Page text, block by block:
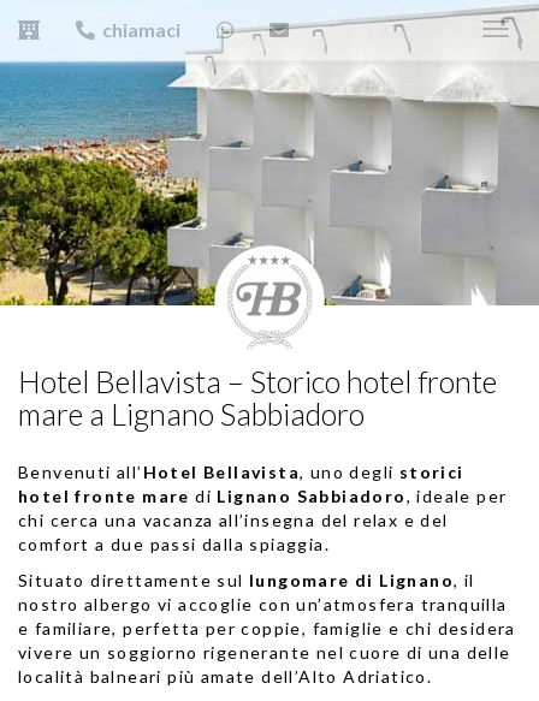
chiamaci
Hotel Bellavista – Storico hotel fronte
mare a Lignano Sabbiadoro
Benvenuti all’ Hotel Bellavista, uno degli storici
hotel fronte mare di Lignano Sabbiadoro, ideale per
chi cerca una vacanza all’insegna del relax e del
comfort a due passi dalla spiaggia.
Situato direttamente sul lungomare di Lignano, il
nostro albergo vi accoglie con un’atmosfera tranquilla
e familiare, perfetta per coppie, famiglie e chi desidera
vivere un soggiorno rigenerante nel cuore di una delle
località balneari più amate dell’Alto Adriatico.